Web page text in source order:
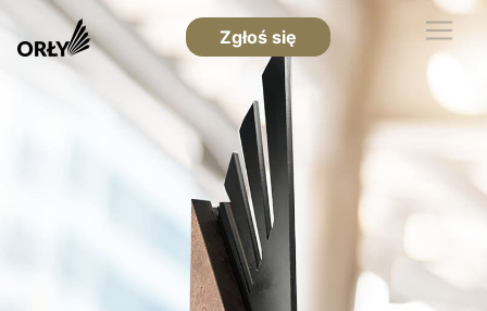
Zgłoś się